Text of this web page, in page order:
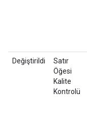
Değiştirildi
Satır
Öğesi
Kalite
Kontrolü